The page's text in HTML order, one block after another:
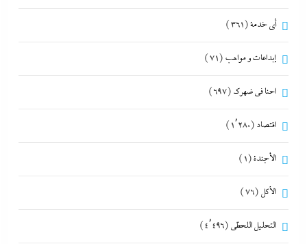
أي خدمة(361)
إبداعات و مواهب (71)
احنا في ضهرك (697)
اقتصاد (1٬280)
الأجندة(1)
الأكل (76)
التحليل اللحظي (4٬496)